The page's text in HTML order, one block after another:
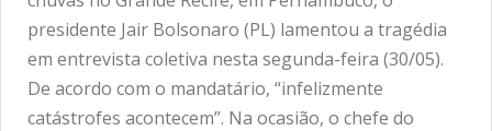
presidente Jair Bolsonaro (PL) lamentou a tragédia
em entrevista coletiva nesta segunda-feira (30/05).
De acordo com o mandatário, “infelizmente
catástrofes acontecem”. Na ocasião, o chefe do